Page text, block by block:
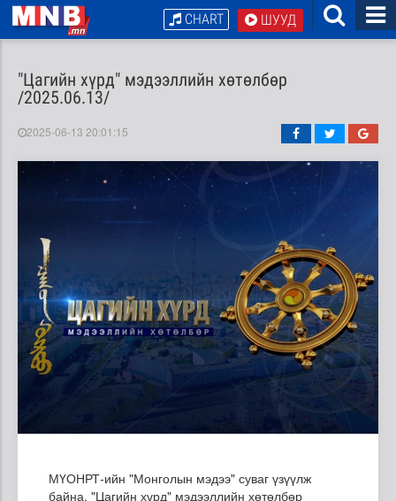
ШУУД
CHART
"Цагийн хүрд" мэдээллийн хөтөлбөр
/2025.06.13/
2025-06-13 20:01:15
МҮОНРТ-ийн "Монголын мэдээ" суваг үзүүлж
байна. "Цагийн хүрд" мэдээллийн хөтөлбөр